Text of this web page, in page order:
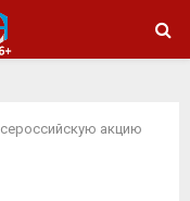
акцию